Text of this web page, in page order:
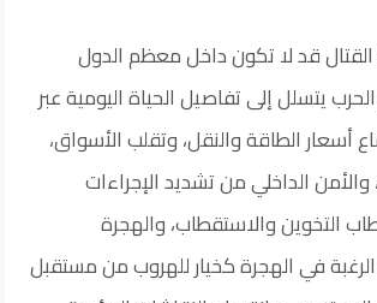
قد لا تكون داخل معظم الدول
الحرب يتسلل إلى تفاصيل الحياة اليومية عبر
أسعار الطاقة والنقل، وتقلب الأسواق،
والأمن الداخلي من تشديد الإجراءات
التخوين والاستقطاب، والهجرة
في الهجرة كخيار للهروب من مستقبل